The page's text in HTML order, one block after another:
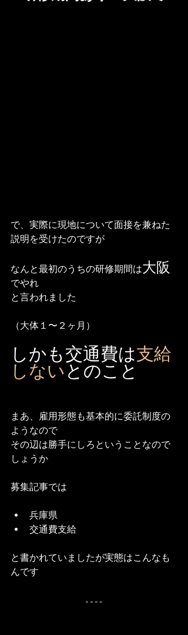
で、実際に現地について面接を兼ねた
説明を受けたのですが
なんと最初のうちの研修期間は大阪
でやれ
と言われました
（大体１〜２ヶ月）
しかも交通費は支給
しない とのこと
まあ、雇用形態も基本的に委託制度の
ようなので
その辺は勝手にしろということなので
しょうか
募集記事では
兵庫県
交通費支給
と書かれていましたが実態はこんなも
んです